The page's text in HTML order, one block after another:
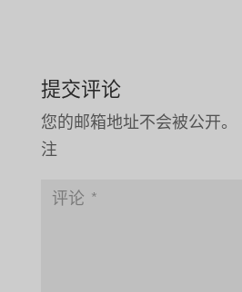
提交评论
您的邮箱地址不会被公开。
注